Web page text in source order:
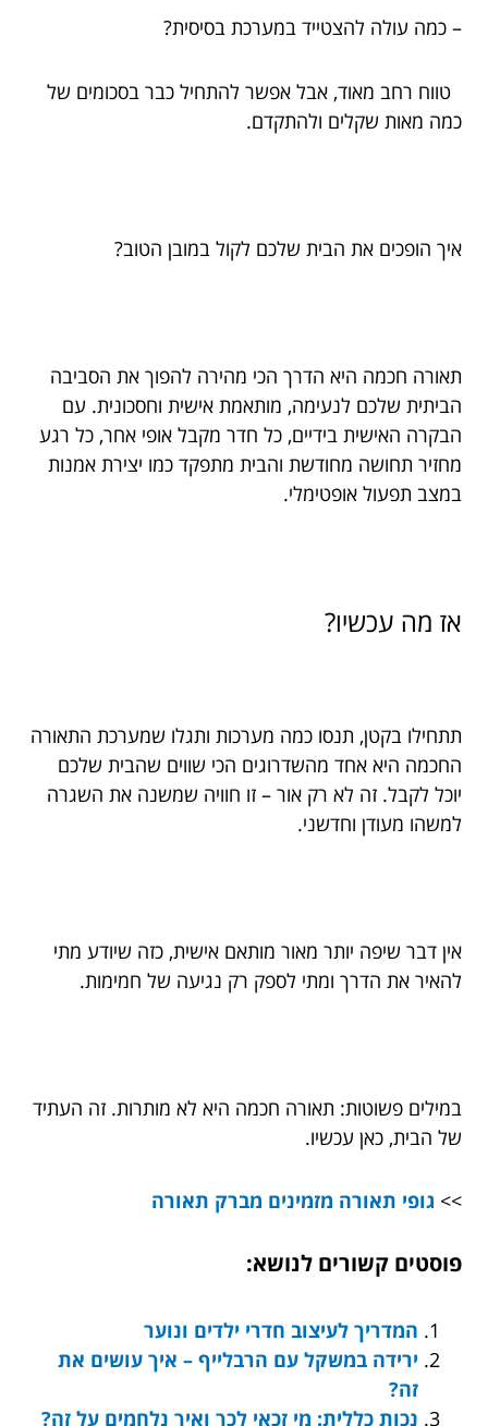
– כמה עולה להצטייד במערכת בסיסית?
טווח רחב מאוד, אבל אפשר להתחיל כבר בסכומים של
כמה מאות שקלים ולהתקדם.
איך הופכים את הבית שלכם לקול במובן הטוב?
תאורה חכמה היא הדרך הכי מהירה להפוך את הסביבה
הביתית שלכם לנעימה, מותאמת אישית וחסכונית. עם
הבקרה האישית בידיים, כל חדר מקבל אופי אחר, כל רגע
מחזיר תחושה מחודשת והבית מתפקד כמו יצירת אמנות
במצב תפעול אופטימלי.
אז מה עכשיו?
תתחילו בקטן, תנסו כמה מערכות ותגלו שמערכת התאורה
החכמה היא אחד מהשדרוגים הכי שווים שהבית שלכם
יוכל לקבל. זה לא רק אור – זו חוויה שמשנה את השגרה
למשהו מעודן וחדשני.
אין דבר שיפה יותר מאור מותאם אישית, כזה שיודע מתי
להאיר את הדרך ומתי לספק רק נגיעה של חמימות.
במילים פשוטות: תאורה חכמה היא לא מותרות. זה העתיד
של הבית, כאן עכשיו.
>> גופי תאורה מזמינים מברק תאורה
פוסטים קשורים לנושא:
המדריך לעיצוב חדרי ילדים ונוער
ירידה במשקל עם הרבלייף – איך עושים את
זה?
נכות כללית: מי זכאי לכך ואיך נלחמים על זה?